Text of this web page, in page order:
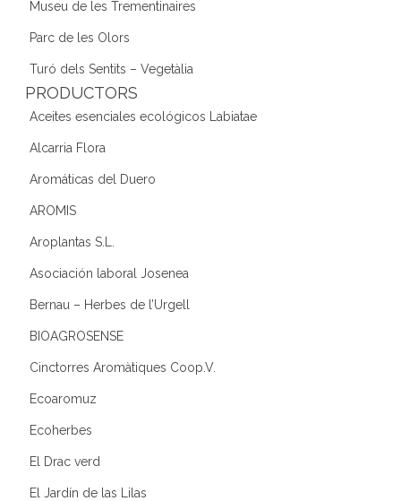
Museu de les Trementinaires
Parc de les Olors
Turó dels Sentits – Vegetàlia
PRODUCTORS
Aceites esenciales ecológicos Labiatae
Alcarria Flora
Aromáticas del Duero
AROMIS
Aroplantas S.L.
Asociación laboral Josenea
Bernau – Herbes de l’Urgell
BIOAGROSENSE
Cinctorres Aromàtiques Coop.V.
Ecoaromuz
Ecoherbes
El Drac verd
El Jardín de las Lilas